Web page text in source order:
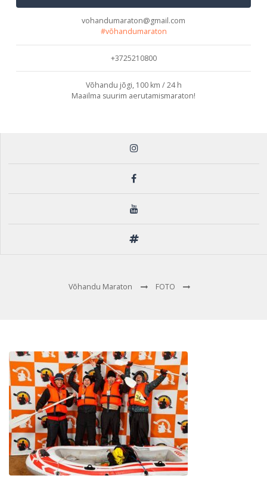
vohandumaraton@gmail.com
#võhandumaraton
+3725210800
Võhandu jõgi, 100 km / 24 h
Maailma suurim aerutamismaraton!
Võhandu Maraton FOTO